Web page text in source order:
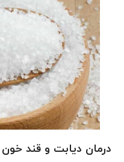
درمان دیابت و قند خون